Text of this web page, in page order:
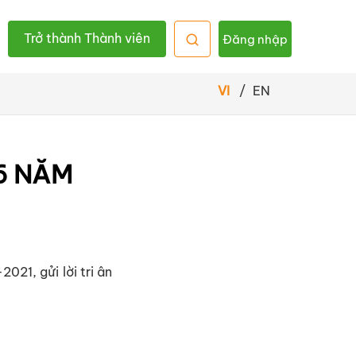
Trở thành Thành viên Đăng nhập
VI / EN
NĂM
gửi lời tri ân